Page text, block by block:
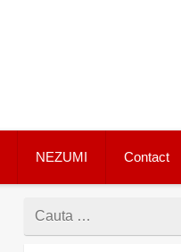
NEZUMI Contact
Cauta